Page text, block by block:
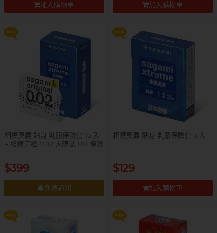
加入購物車
加入購物車
更多優惠
相模奧義 貼身 乳膠保險套 15 入
+ 相模元祖 0.02 大碼裝 PU 保險
$399
到貨通知
更多優惠
相模奧義 貼身 乳膠保險套 3 入
$129
加入購物車
$99 換購 Smile Makers 私密潤滑
液 0% Paraben 60ml 一支
更多優惠
$99 換購 Smile Makers 私密潤滑
液 0% Paraben 60ml 一支
更多優惠